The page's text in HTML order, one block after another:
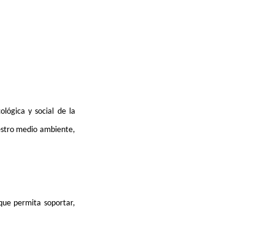
y social de la
medio ambiente,
permita soportar,